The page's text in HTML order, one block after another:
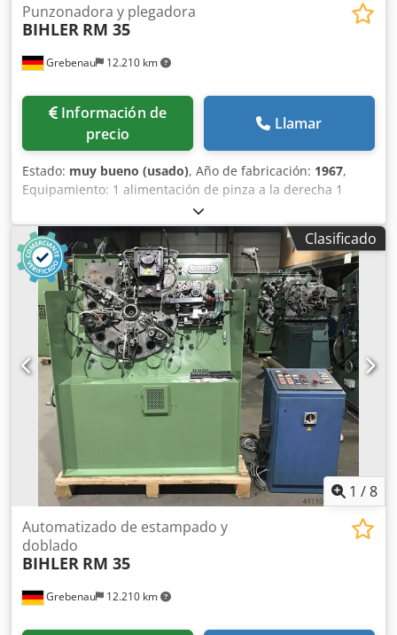
Grebenau 12.210 km
Punzonadora y plegadora
BIHLER RM 35
Información de
precio
Llamar
Estado: muy bueno (usado), Año de fabricación: 1967,
Equipamiento: 1 alimentación de pinza a la derecha 1
prensa excéntrica de 90 kN 2 unidades de carro estrechas
3 unidades de carro estándar Campo de trabajo: Diámetro
del alambre: 0,5 - 3,5 mm Ancho de banda: máx. 32 mm
Longitud de avance: máx. 170 mm Rendimiento: máx.
250/min Cjdpfx Aol D N Hvogdeha
Clasificado
1 /8
Grebenau 12.210 km
Automatizado de estampado y
doblado
BIHLER RM 35